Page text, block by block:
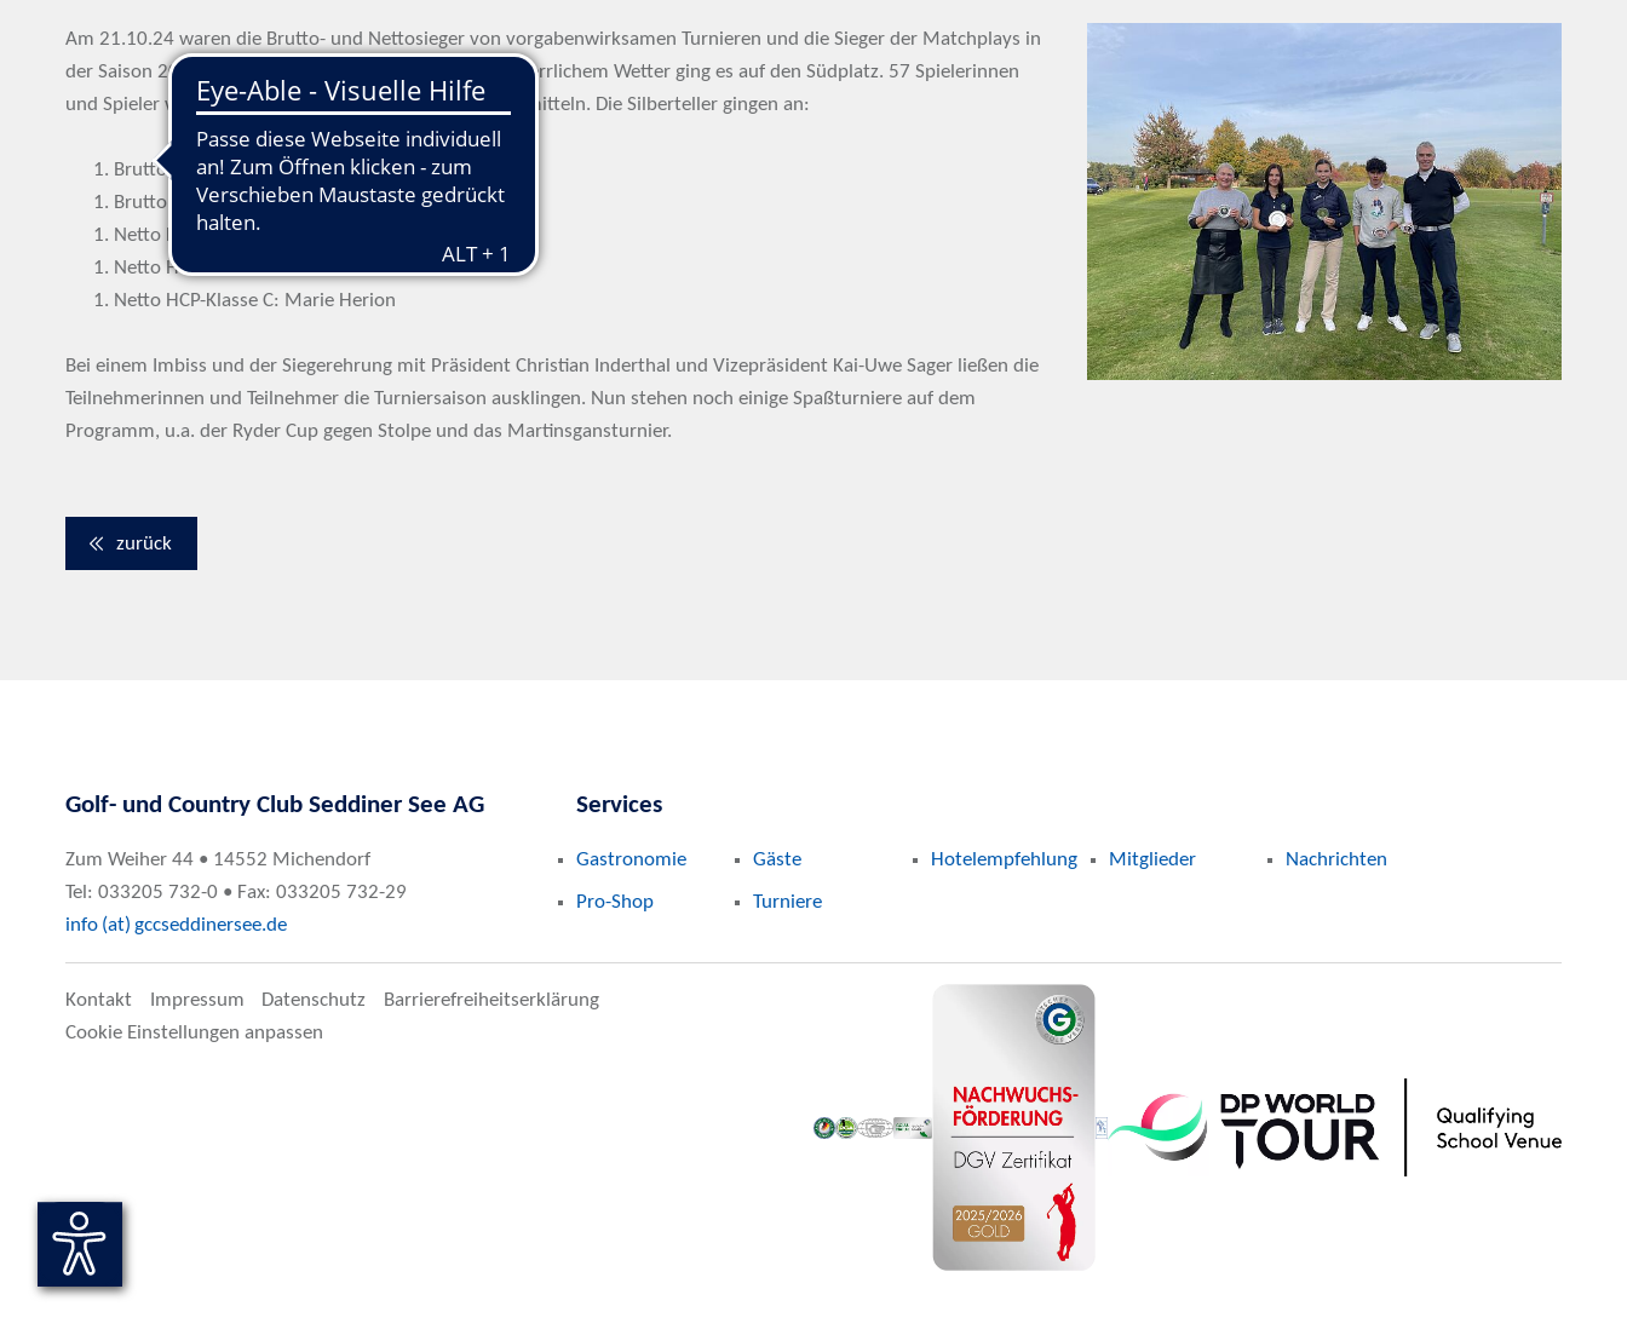
Am 21.10.24 waren die Brutto- und Nettosieger von vorgabenwirksamen Turnieren und die Sieger der Matchplays in
der Saison 2024 eingeladen zum Finale der Sieger. Bei herrlichem Wetter ging es auf den Südplatz. 57 Spielerinnen
und Spieler waren dabei, um die Sieger der Sieger zu ermitteln. Die Silberteller gingen an:
Brutto Damen: Lisa Seltmann
Brutto Herren: Christian Magno Behnke
Netto HCP-Klasse A: Frank Steffens
Netto HCP-Klasse B: Martina Wolter
Netto HCP-Klasse C: Marie Herion
Bei einem Imbiss und der Siegerehrung mit Präsident Christian Inderthal und Vizepräsident Kai-Uwe Sager ließen die
Teilnehmerinnen und Teilnehmer die Turniersaison ausklingen. Nun stehen noch einige Spaßturniere auf dem
Programm, u.a. der Ryder Cup gegen Stolpe und das Martinsgansturnier.
zurück
Golf- und Country Club Seddiner See AG
Zum Weiher 44 • 14552 Michendorf
Tel: 033205 732-0 • Fax: 033205 732-29
info (at) gccseddinersee.de
Services
Gastronomie Gäste Hotelempfehlung Mitglieder Nachrichten
Pro-Shop Turniere
Kontakt Impressum Datenschutz
Barrierefreiheitserklärung
Cookie Einstellungen anpassen